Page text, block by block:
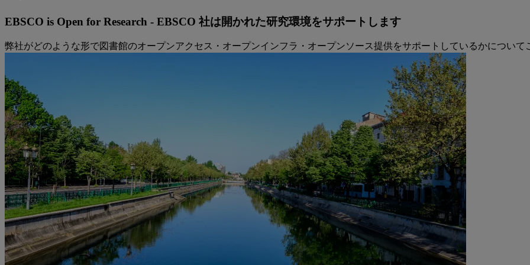
EBSCO is Open for Research - EBSCO 社は開かれた研究環境をサポートします
弊社がどのような形で図書館のオープンアクセス・オープンインフラ・オープンソース提供をサポートしているかについて